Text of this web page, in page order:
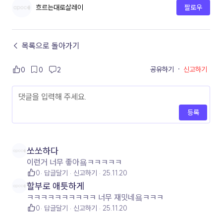
흐르는대로살레이 팔로우
← 목록으로 돌아가기
0 0 2 공유하기 · 신고하기
등록
쏘쏘하다
이런거 너무 좋아욬ㅋㅋㅋㅋㅋ
0 답글달기 신고하기 25.11.20
할부로 애틋하게
ㅋㅋㅋㅋㅋㅋㅋㅋㅋㅋ 너무 재밋네욬ㅋㅋㅋ
0 답글달기 신고하기 25.11.20